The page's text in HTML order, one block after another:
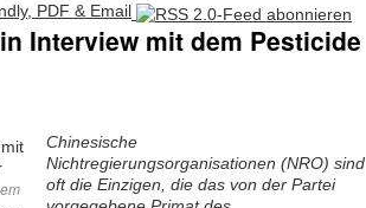
Interview mit dem Pesticide
Chinesische
Nichtregierungsorganisationen (NRO) sind
oft die Einzigen, die das von der Partei